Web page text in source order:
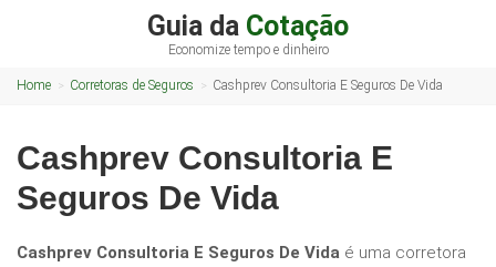
Guia da Cotação
Economize tempo e dinheiro
Home Corretoras de Seguros Cashprev Consultoria E Seguros De Vida
Cashprev Consultoria E
Seguros De Vida
Cashprev Consultoria E Seguros De Vida é uma corretora